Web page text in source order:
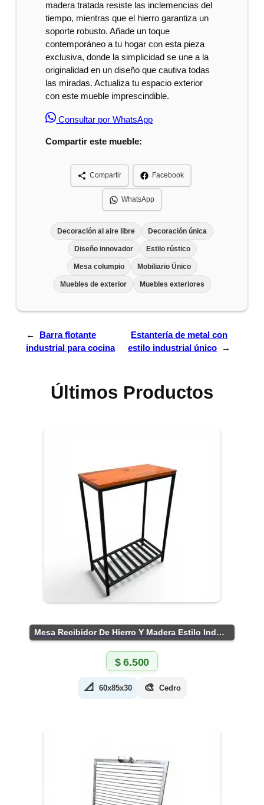
madera tratada resiste las inclemencias del
tiempo, mientras que el hierro garantiza un
soporte robusto. Añade un toque
contemporáneo a tu hogar con esta pieza
exclusiva, donde la simplicidad se une a la
originalidad en un diseño que cautiva todas
las miradas. Actualiza tu espacio exterior
con este mueble imprescindible.
Consultar por WhatsApp
Compartir este mueble:
Compartir Facebook
WhatsApp
Decoración al aire libre Decoración única
Diseño innovador Estilo rústico
Mesa columpio Mobiliario Único
Muebles de exterior Muebles exteriores
←
Barra flotante
industrial para cocina
Estantería de metal con
estilo industrial único
→
Últimos Productos
Mesa Recibidor De Hierro Y Madera Estilo Industrial
$6.500
📐 60x85x30 🎨 Cedro